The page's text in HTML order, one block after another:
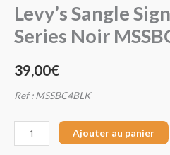
Levy’s Sangle
Series Noir
39,00€
Ref : MSSBC4BLK
Ajouter au panier